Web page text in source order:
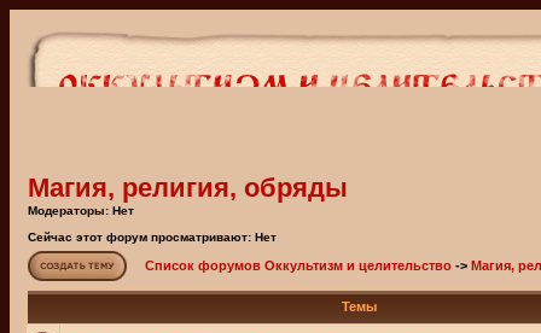
Магия, религия, обряды
Модераторы: Нет
Сейчас этот форум просматривают: Нет
Список форумов Оккультизм и целительство -> Магия,
Темы